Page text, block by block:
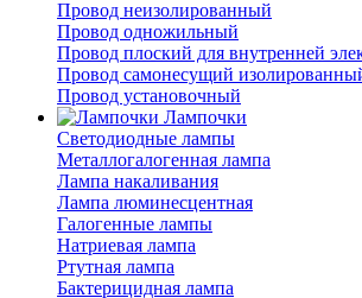
Провод неизолированный
Провод одножильный
Провод плоский для внутренней
Провод самонесущий
Провод установочный
Лампочки
Светодиодные лампы
Металлогалогенная лампа
Лампа накаливания
Лампа люминесцентная
Галогенные лампы
Натриевая лампа
Ртутная лампа
Бактерицидная лампа